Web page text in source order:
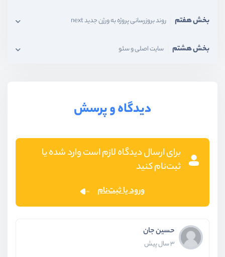
بخش هفتم روند بروزرسانی پروژه به ورژن جدید next
بخش هشتم سایت اصلی و سئو
دیدگاه و پرسش
برای ارسال دیدگاه لازم است وارد شده یا
ثبت‌نام کنید
ورود یا ثبت‌نام
حسین جان
3 سال پیش